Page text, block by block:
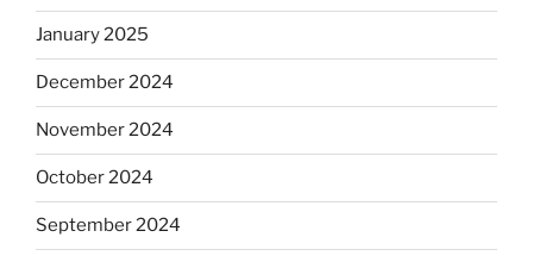
January 2025
December 2024
November 2024
October 2024
September 2024